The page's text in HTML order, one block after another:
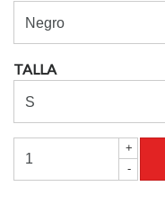
TALLA
+
-